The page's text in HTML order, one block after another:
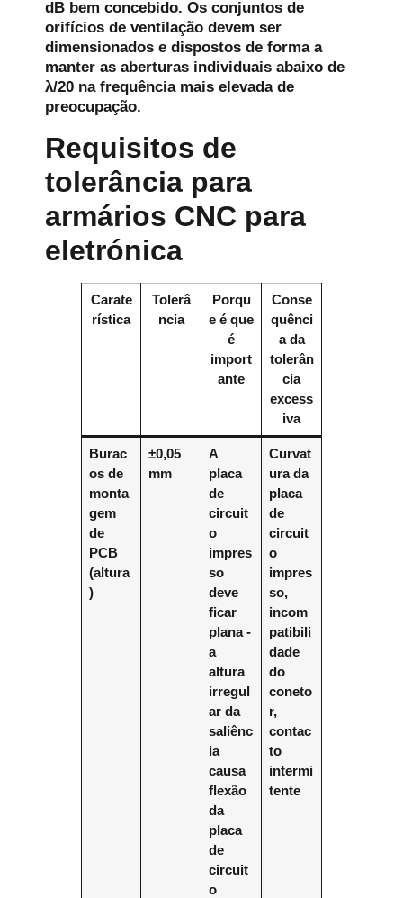
dB bem concebido. Os conjuntos de
orifícios de ventilação devem ser
dimensionados e dispostos de forma a
manter as aberturas individuais abaixo de
λ/20 na frequência mais elevada de
preocupação.
Requisitos de
tolerância para
armários CNC para
eletrónica
Carate
rística
Tolerâ
ncia
Porqu
e é que
é
import
ante
Conse
quênci
a da
tolerân
cia
excess
iva
Burac
os de
monta
gem
de
PCB
(altura
)
±0,05
mm
A
placa
de
circuit
o
impres
so
deve
ficar
plana -
a
altura
irregul
ar da
saliênc
ia
causa
flexão
da
placa
de
circuit
o
Curvat
ura da
placa
de
circuit
o
impres
so,
incom
patibili
dade
do
coneto
r,
contac
to
intermi
tente